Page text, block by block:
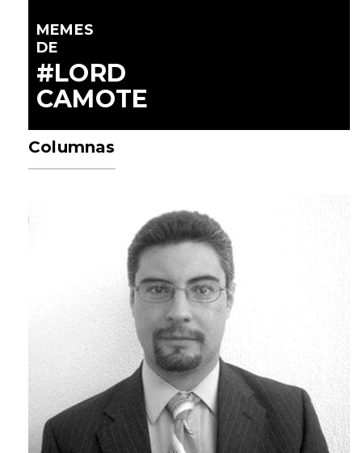
MEMES
DE
#LORD
CAMOTE
Columnas